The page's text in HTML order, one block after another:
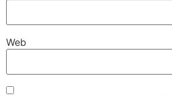
Web